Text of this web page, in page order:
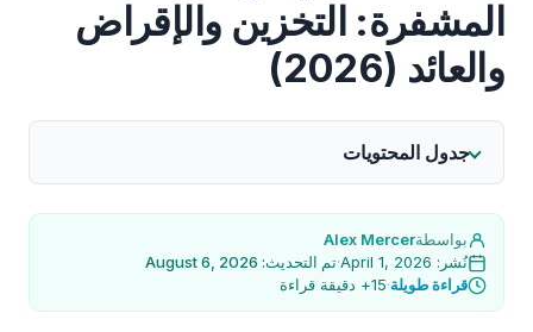
المشفرة: التخزين والإقراض
والعائد (2026)
جدول المحتويات
بواسطةAlex Mercer
نُشر: April 1, 2026
·تم التحديث: August 6, 2026
قراءة طويلة·15+ دقيقة قراءة